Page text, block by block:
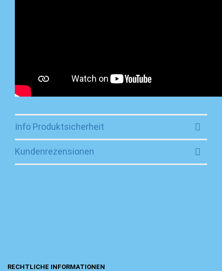
Info Produktsicherheit
Kundenrezensionen
RECHTLICHE INFORMATIONEN